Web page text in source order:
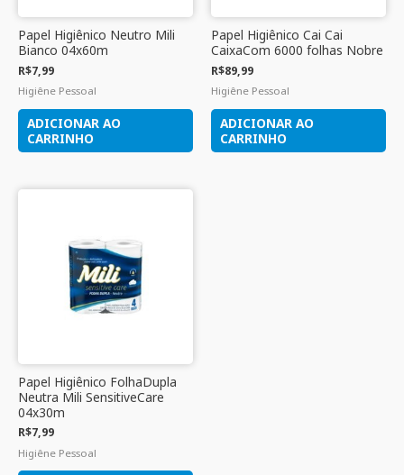
Papel Higiênico Neutro Mili
Bianco 04x60m
R$7,99
Higiêne Pessoal
ADICIONAR AO
CARRINHO
Papel Higiênico Cai Cai
CaixaCom 6000 folhas Nobre
R$89,99
Higiêne Pessoal
ADICIONAR AO
CARRINHO
Papel Higiênico FolhaDupla
Neutra Mili SensitiveCare
04x30m
R$7,99
Higiêne Pessoal